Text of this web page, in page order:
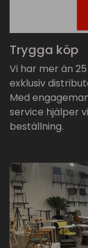
Trygga köp
Vi har mer än
exklusiv
Med
service hjälper
beställning.